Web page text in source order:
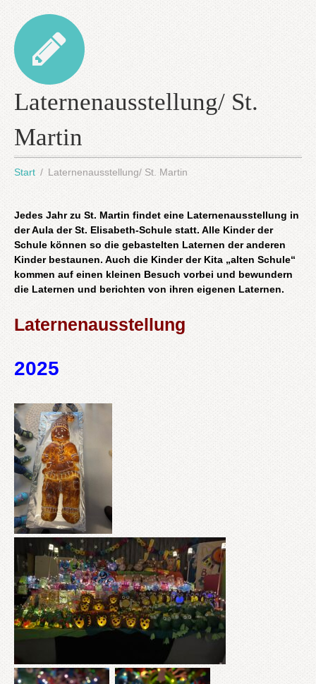
Laternenausstellung/ St.
Martin
Start Laternenausstellung/ St. Martin
Jedes Jahr zu St. Martin findet eine Laternenausstellung in
der Aula der St. Elisabeth-Schule statt. Alle Kinder der
Schule können so die gebastelten Laternen der anderen
Kinder bestaunen. Auch die Kinder der Kita „alten Schule“
kommen auf einen kleinen Besuch vorbei und bewundern
die Laternen und berichten von ihren eigenen Laternen.
Laternenausstellung
2025